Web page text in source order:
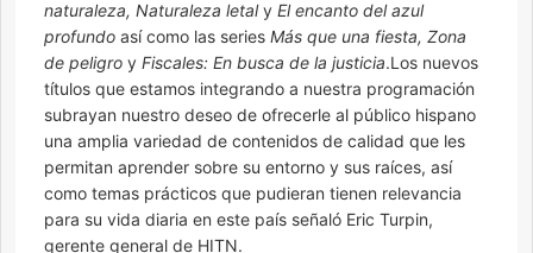
naturaleza, Naturaleza letaly El encanto del azul
profundo así como las series Más que una fiesta, Zona
de peligro y Fiscales: En busca de la justicia.Los nuevos
títulos que estamos integrando a nuestra programación
subrayan nuestro deseo de ofrecerle al público hispano
una amplia variedad de contenidos de calidad que les
permitan aprender sobre su entorno y sus raíces, así
como temas prácticos que pudieran tienen relevancia
para su vida diaria en este país señaló Eric Turpin,
gerente general de HITN.